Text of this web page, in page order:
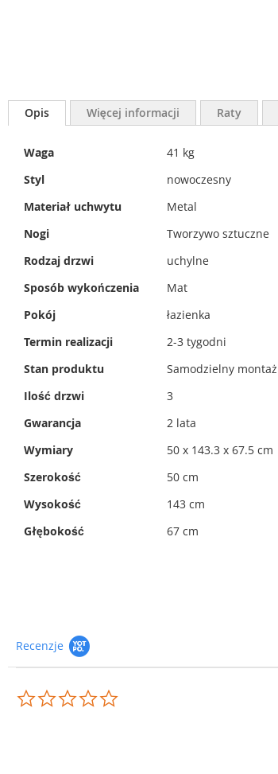
Opis Więcej informacji Raty
Więcej
informacji
Waga
41 kg
Styl
nowoczesny
Materiał uchwytu
Metal
Nogi
Tworzywo sztuczne
Rodzaj drzwi
uchylne
Sposób wykończenia
Mat
Pokój
łazienka
Termin realizacji
2-3 tygodni
Stan produktu
Samodzielny montaż
Ilość drzwi
3
Gwarancja
2 lata
Wymiary
50 x 143.3 x 67.5 cm
Szerokość
50 cm
Wysokość
143 cm
Głębokość
67 cm
Recenzje